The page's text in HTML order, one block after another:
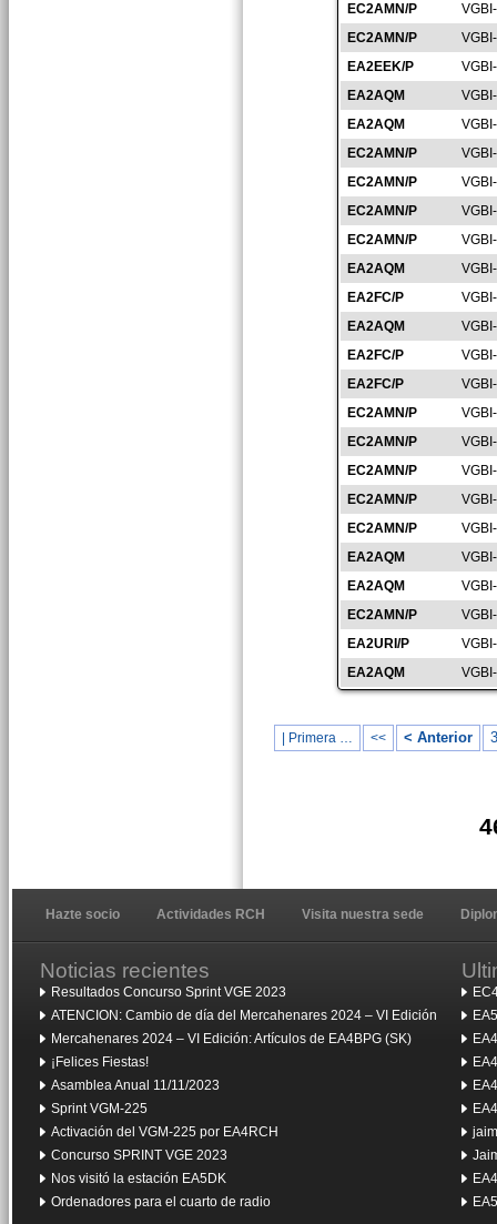
EC2AMN/P
EC2AMN/P
EA2EEK/P
EA2AQM
EA2AQM
EC2AMN/P
EC2AMN/P
EC2AMN/P
EC2AMN/P
EA2AQM
EA2FC/P
EA2AQM
EA2FC/P
EA2FC/P
EC2AMN/P
EC2AMN/P
EC2AMN/P
EC2AMN/P
EC2AMN/P
EA2AQM
EA2AQM
EC2AMN/P
EA2URI/P
EA2AQM
| Primera … << < Anterior
Hazte socio Actividades RCH Visita nuestra sede
Noticias recientes
Resultados Concurso Sprint VGE 2023
ATENCION: Cambio de día del Mercahenares 2024 – VI Edición
Mercahenares 2024 – VI Edición: Artículos de EA4BPG (SK)
¡Felices Fiestas!
Asamblea Anual 11/11/2023
Sprint VGM-225
Activación del VGM-225 por EA4RCH
Concurso SPRINT VGE 2023
Nos visitó la estación EA5DK
Ordenadores para el cuarto de radio